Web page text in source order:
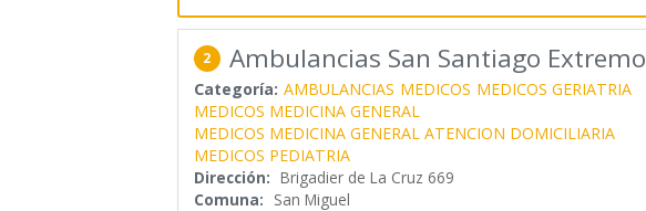
2 Ambulancias San Santiago Extremo
Categoría: AMBULANCIAS MEDICOS MEDICOS GERIATRIA
MEDICOS MEDICINA GENERAL
MEDICOS MEDICINA GENERAL ATENCION DOMICILIARIA
MEDICOS PEDIATRIA
Dirección: Brigadier de La Cruz 669
Comuna: San Miguel